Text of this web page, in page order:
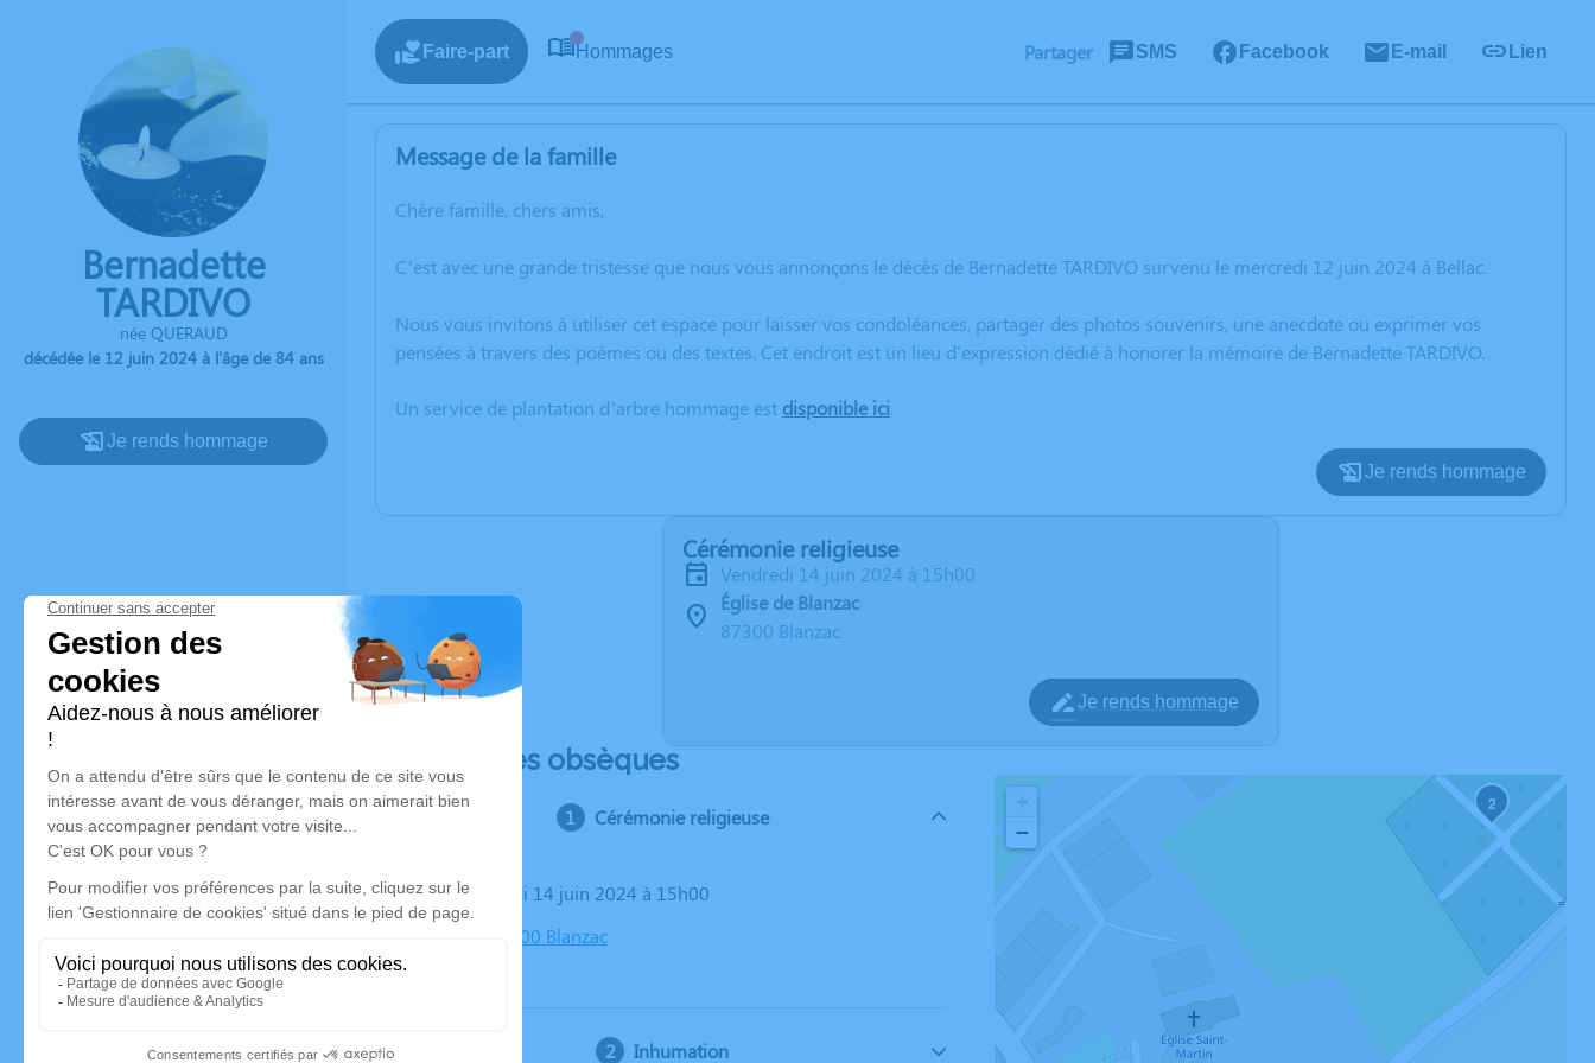
Bernadette
TARDIVO
née QUERAUD
décédée le 12 juin 2024 à l'âge de 84 ans
Je rends hommage
Faire-part Hommages Partager SMS Facebook E-mail Lien
Message de la famille
Chère famille, chers amis,
C’est avec une grande tristesse que nous vous annonçons le décès de Bernadette TARDIVO survenu le mercredi 12 juin 2024 à Bellac.
Nous vous invitons à utiliser cet espace pour laisser vos condoléances, partager des photos souvenirs, une anecdote ou exprimer vos
pensées à travers des poèmes ou des textes. Cet endroit est un lieu d'expression dédié à honorer la mémoire de Bernadette TARDIVO.
Un service de plantation d’arbre hommage est disponible ici.
Je rends hommage
Cérémonie religieuse
vendredi 14 juin 2024 à 15h00
Église de Blanzac
87300 Blanzac
Je rends hommage
Déroulé des obsèques
Cérémonie religieuse
Le vendredi 14 juin 2024 à 15h00
Église, 87300 Blanzac
Inhumation
2
−